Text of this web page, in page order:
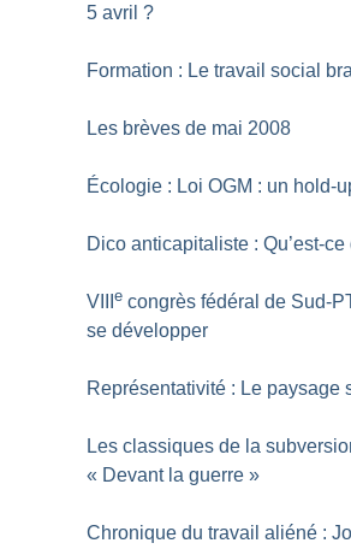
5 avril ?
Formation : Le travail social
Les brèves de mai 2008
Écologie : Loi OGM : un hold-
Dico anticapitaliste : Qu’est-
VIIIe congrès fédéral de Sud-
se développer
Représentativité : Le paysage
Les classiques de la
« Devant la guerre »
Chronique du travail aliéné :